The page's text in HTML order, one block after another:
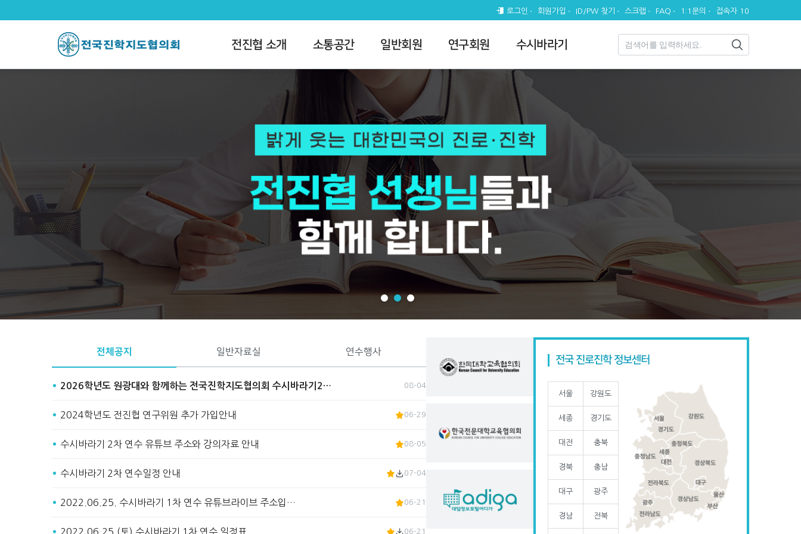
로그인 회원가입 ID/PW 찾기 스크랩 FAQ 1:1문의 접속자 10
전진협 소개 소통공간 일반회원 연구회원 수시바라기
전체공지
2026학년도 원광대와 함께하는 전국진학지도협의회 수시바라기2… 08-04
2024학년도 전진협 연구위원 추가 가입안내 06-29
수시바라기 2차 연수 유튜브 주소와 강의자료 안내 08-05
수시바라기 2차 연수일정 안내 07-04
2022.06.25. 수시바라기 1차 연수 유튜브라이브 주소입… 06-21
2022.06.25.(토) 수시바라기 1차 연수 일정표 06-21
일반자료실 연수행사
전국 진로진학 정보센터
서울 강원도
세종 경기도
대전 충북
경북 충남
대구 광주
경남 전북